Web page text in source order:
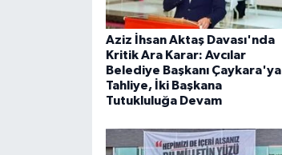
Aziz İhsan Aktaş Davası'nda
Kritik Ara Karar: Avcılar
Belediye Başkanı Çaykara'ya
Tahliye, İki Başkana
Tutukluluğa Devam